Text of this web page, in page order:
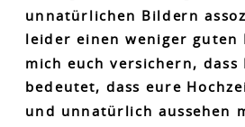
unnatürlichen Bildern
leider einen weniger guten
mich euch versichern, dass
bedeutet, dass eure
und unnatürlich aussehen